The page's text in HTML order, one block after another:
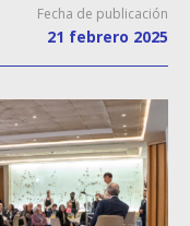
Fecha de publicación
21 febrero 2025